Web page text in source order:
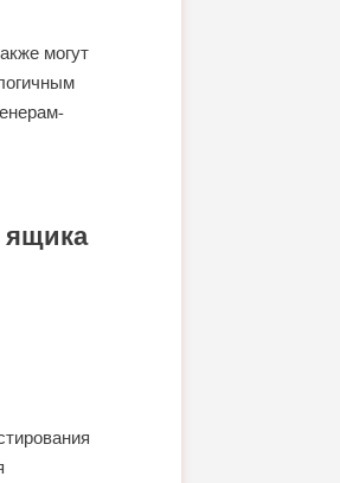
могут
ящика